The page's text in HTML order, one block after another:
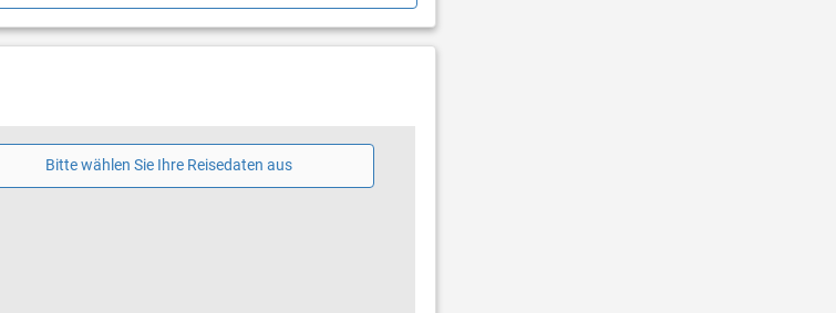
fahren.
Bitte wählen Sie Ihre Reisedaten aus